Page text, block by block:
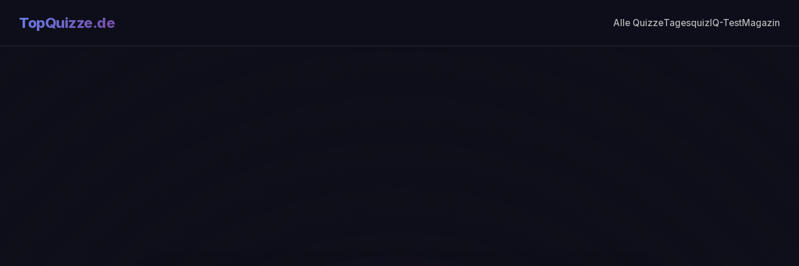
TopQuizze.de Alle QuizzeTagesquizIQ-TestMagazin